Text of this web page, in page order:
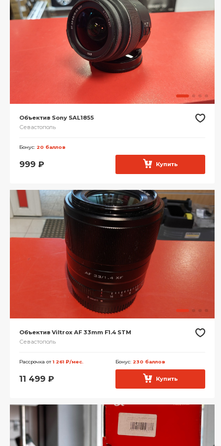
Объектив Sony SAL1855
Севастополь
Бонус: 20 баллов
999 ₽ Купить
Объектив Viltrox AF 33mm F1.4 STM
Севастополь
Рассрочка от1 261 ₽/мес. Бонус: 230 баллов
11 499 ₽ Купить